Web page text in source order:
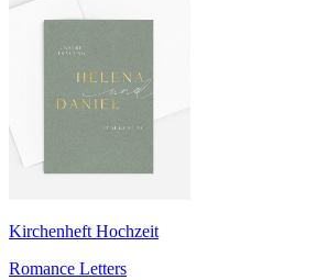
Kirchenheft Hochzeit
Romance Letters